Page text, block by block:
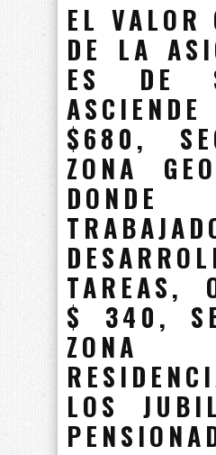
EL VALOR
DE LA
ES DE
$680,
ZONA
TAREAS,
$ 340,
LOS